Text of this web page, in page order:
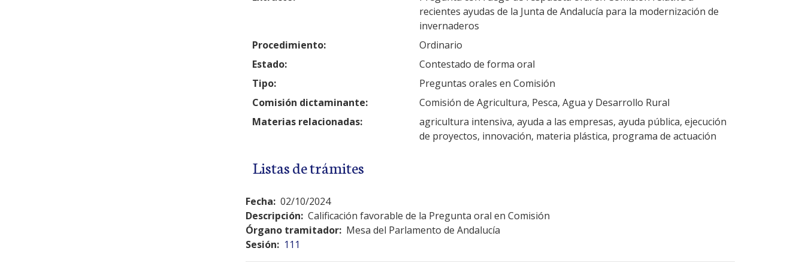
recientes ayudas de la Junta de Andalucía para la modernización de
invernaderos
Procedimiento:
Ordinario
Estado:
Contestado de forma oral
Tipo:
Preguntas orales en Comisión
Comisión dictaminante:
Comisión de Agricultura, Pesca, Agua y Desarrollo Rural
Materias relacionadas:
agricultura intensiva, ayuda a las empresas, ayuda pública, ejecución
de proyectos, innovación, materia plástica, programa de actuación
Listas de trámites
Fecha: 02/10/2024
Descripción: Calificación favorable de la Pregunta oral en Comisión
Órgano tramitador: Mesa del Parlamento de Andalucía
Sesión: 111